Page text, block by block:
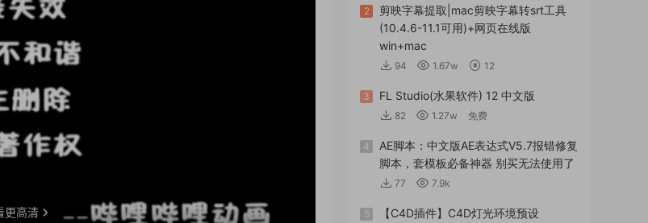
2
剪映字幕提取|mac剪映字幕转srt工具
(10.4.6-11.1可用)+网页在线版
win+mac
94 1.67w 12
3 FL Studio(水果软件) 12 中文版
82 1.27w 免费
4
AE脚本：中文版AE表达式V5.7报错修复
脚本，套模板必备神器 别买无法使用了
77 7.9k
5
【C4D插件】C4D灯光环境预设